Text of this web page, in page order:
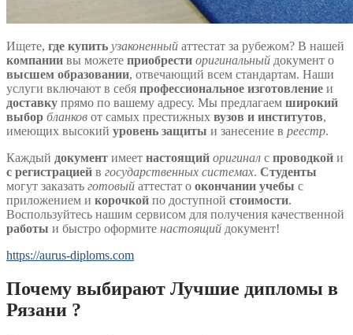
Ищете, где купить узаконенный аттестат за рубежом? В нашей
компании вы можете приобрести оригинальный документ о
высшем образовании, отвечающий всем стандартам. Наши
услуги включают в себя профессиональное изготовление и
доставку прямо по вашему адресу. Мы предлагаем широкий
выбор бланков от самых престижных вузов и институтов,
имеющих высокий уровень защиты и занесение в реестр.
Каждый документ имеет настоящий оригинал с проводкой и
с регистрацией в государственных системах. Студенты
могут заказать готовый аттестат о окончании учебы с
приложением и корочкой по доступной стоимости.
Воспользуйтесь нашим сервисом для получения качественной
работы и быстро оформите настоящий документ!
https://aurus-diploms.com
Почему выбирают Лучшие дипломы в
Рязани ?